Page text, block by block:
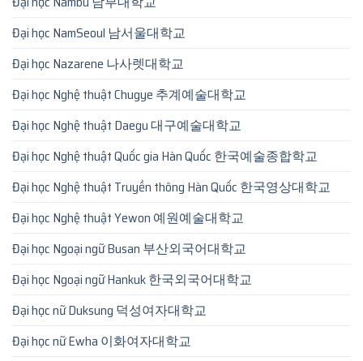
Đại học NamSeoul 남서울대학교
Đại học Nazarene 나사렛대학교
Đại học Nghệ thuật Chugye 추계예술대학교
Đại học Nghệ thuật Daegu 대구예술대학교
Đại học Nghệ thuật Quốc gia Hàn Quốc 한국예술종합학교
Đại học Nghệ thuật Truyền thông Hàn Quốc 한국영상대학교
Đại học Nghệ thuật Yewon 예원예술대학교
Đại học Ngoại ngữ Busan 부산외국어대학교
Đại học Ngoại ngữ Hankuk 한국외국어대학교
Đại học nữ Duksung 덕성여자대학교
Đại học nữ Ewha 이화여자대학교